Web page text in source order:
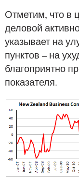
Отметим, что в
деловой
указывает на
пунктов – на
благоприятно
показателя.